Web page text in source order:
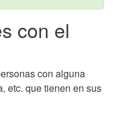
con el
con alguna
etc. que tienen en sus